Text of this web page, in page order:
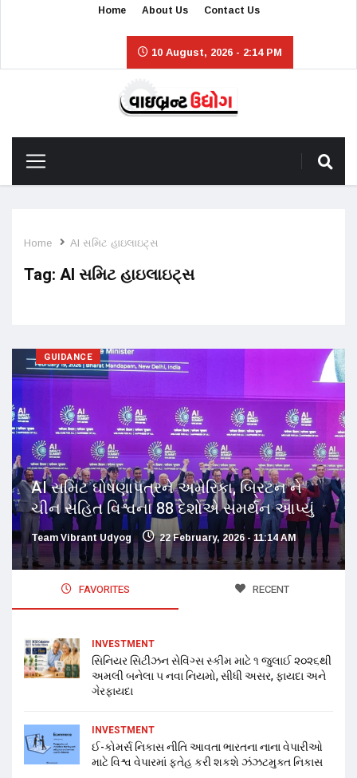
Home About Us Contact Us
10 August, 2026 - 2:14 PM
Home AI સમિટ હાઇલાઇટ્સ
Tag: AI સમિટ હાઇલાઇટ્સ
GUIDANCE
AI સમિટ ઘોષણાપત્રને અમેરિકા, બ્રિટન ને
ચીન સહિત વિશ્વના 88 દેશોએ સમર્થન આપ્યું
Team Vibrant Udyog 22 February, 2026 - 11:14 AM
FAVORITES RECENT
INVESTMENT
સિનિયર સિટીઝન સેવિંગ્સ સ્કીમ માટે ૧ જુલાઈ ૨૦૨૬થી
અમલી બનેલા ૫ નવા નિયમો, સીધી અસર, ફાયદા અને
ગેરફાયદા
INVESTMENT
ઈ-કોમર્સ નિકાસ નીતિ આવતા ભારતના નાના વેપારીઓ
માટે વિશ્વ વેપારમાં ફતેહ કરી શકશે ઝંઝટમુક્ત નિકાસ